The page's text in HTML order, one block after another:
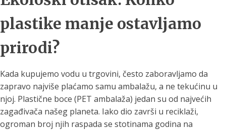
plastike manje ostavljamo
prirodi?
Kada kupujemo vodu u trgovini, često zaboravljamo da
zapravo najviše plaćamo samu ambalažu, a ne tekućinu u
njoj. Plastične boce (PET ambalaža) jedan su od najvećih
zagađivača našeg planeta. Iako dio završi u reciklaži,
ogroman broj njih raspada se stotinama godina na